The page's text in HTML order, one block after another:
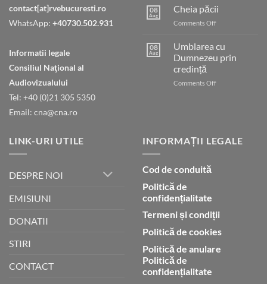
contact[at]rvebucuresti.ro
WhatsApp: +40730.502.931
Informatii legale
Consiliul Naţional al
Audiovizualului
Tel: +40 (0)21 305 5350
Email: cna@cna.ro
din
Indonezia
condamnat
presupusă
blasfemie
împotriva
08
Aug
Cheia păcii
Comments Offon
08
Aug
Umblarea cu
Dumnezeu prin
credință
Comments Offon
LINK-URI UTILE
DESPRE NOI
EMISIUNI
DONATII
STIRI
CONTACT
INFORMAȚII LEGALE
Cod de conduită
Politică de
confidențialitate
Termeni și condiții
Politică de cookies
Politică de anulare
Politică de
confidențialitate